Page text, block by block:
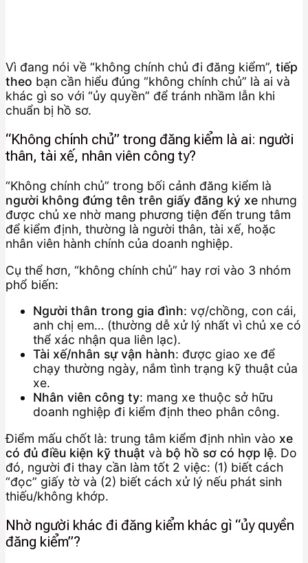
Vì đang nói về “không chính chủ đi đăng kiểm”, tiếp
theo bạn cần hiểu đúng “không chính chủ” là ai và
khác gì so với “ủy quyền” để tránh nhầm lẫn khi
chuẩn bị hồ sơ.
“Không chính chủ” trong đăng kiểm là ai: người
thân, tài xế, nhân viên công ty?
“Không chính chủ” trong bối cảnh đăng kiểm là
người không đứng tên trên giấy đăng ký xe nhưng
được chủ xe nhờ mang phương tiện đến trung tâm
để kiểm định, thường là người thân, tài xế, hoặc
nhân viên hành chính của doanh nghiệp.
Cụ thể hơn, “không chính chủ” hay rơi vào 3 nhóm
phổ biến:
Người thân trong gia đình: vợ/chồng, con cái,
anh chị em… (thường dễ xử lý nhất vì chủ xe có
thể xác nhận qua liên lạc).
Tài xế/nhân sự vận hành: được giao xe để
chạy thường ngày, nắm tình trạng kỹ thuật của
xe.
Nhân viên công ty: mang xe thuộc sở hữu
doanh nghiệp đi kiểm định theo phân công.
Điểm mấu chốt là: trung tâm kiểm định nhìn vào xe
có đủ điều kiện kỹ thuật và bộ hồ sơ có hợp lệ. Do
đó, người đi thay cần làm tốt 2 việc: (1) biết cách
“đọc” giấy tờ và (2) biết cách xử lý nếu phát sinh
thiếu/không khớp.
Nhờ người khác đi đăng kiểm khác gì “ủy quyền
đăng kiểm”?